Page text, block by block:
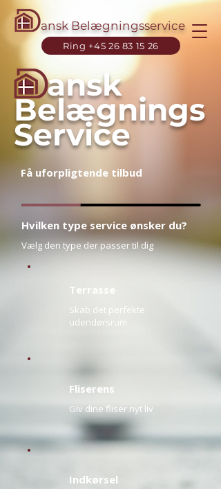
ansk Belægningsservice
Ring +45 26 83 15 26
ansk
Belægnings
Service
Få uforpligtende tilbud
Hvilken type service ønsker du?
Vælg den type der passer til dig
Terrasse
Skab det perfekte
udendørsrum
Fliserens
Giv dine fliser nyt liv
Indkørsel